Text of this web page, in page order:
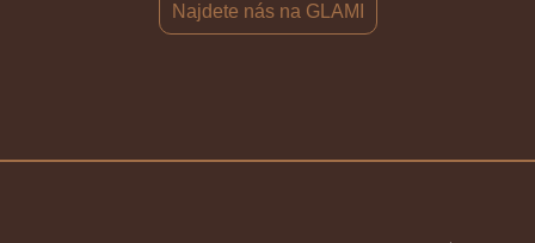
Najdete nás na GLAMI